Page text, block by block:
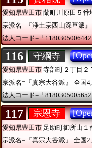
愛知県豊田市 蘭町川原田５番
宗派名=『浄土宗西山深草派』
法人コード=「
116 守綱寺
愛知県豊田市 寺部町２丁目２
宗派名=『真宗大谷派』
全国
法人コード=「
117 宗恩寺
愛知県豊田市 足助町御所山１
宗派名=『真宗大谷派』
全国